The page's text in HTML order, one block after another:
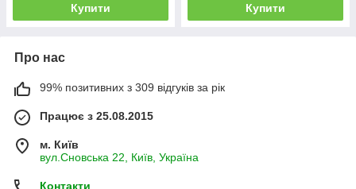
Купити Купити
Про нас
99% позитивних з 309 відгуків за рік
Працює з 25.08.2015
м. Київ
вул.Сновська 22, Київ, Україна
Контакти